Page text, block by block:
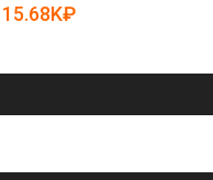
15.68K₽